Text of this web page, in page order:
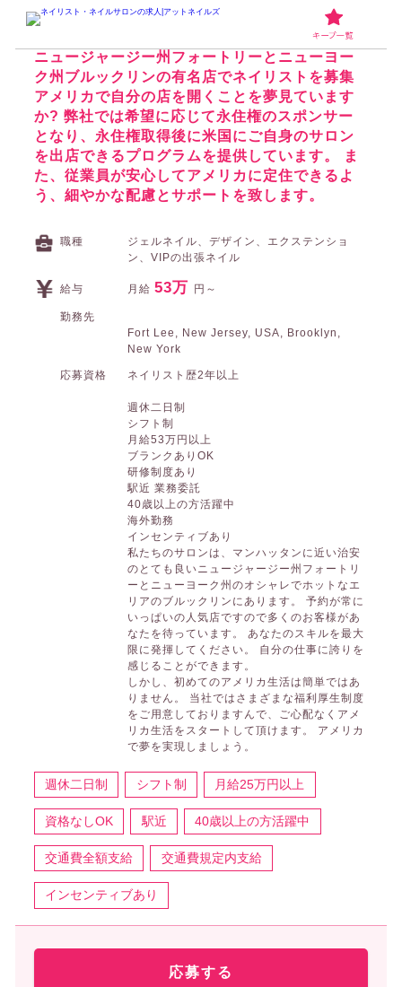
ネイリスト・ネイルサロンの求人アットネイルズ その他のネイリスト・
ニュージャージー州フォートリーとニューヨー
ク州ブルックリンの有名店でネイリストを募集
アメリカで自分の店を開くことを夢見ています
か? 弊社では希望に応じて永住権のスポンサー
となり、永住権取得後に米国にご自身のサロン
を出店できるプログラムを提供しています。 ま
た、従業員が安心してアメリカに定住できるよ
う、細やかな配慮とサポートを致します。
職種
ジェルネイル、デザイン、エクステンショ
ン、VIPの出張ネイル
給与 月給 53万 円～
勤務先
Fort Lee, New Jersey, USA, Brooklyn,
New York
応募資格 ネイリスト歴2年以上
週休二日制
シフト制
月給53万円以上
ブランクありOK
研修制度あり
駅近 業務委託
40歳以上の方活躍中
海外勤務
インセンティブあり
私たちのサロンは、マンハッタンに近い治安
のとても良いニュージャージー州フォートリ
ーとニューヨーク州のオシャレでホットなエ
リアのブルックリンにあります。 予約が常に
いっぱいの人気店ですので多くのお客様があ
なたを待っています。 あなたのスキルを最大
限に発揮してください。 自分の仕事に誇りを
感じることができます。
しかし、初めてのアメリカ生活は簡単ではあ
りません。 当社ではさまざまな福利厚生制度
をご用意しておりますんで、ご心配なくアメ
リカ生活をスタートして頂けます。 アメリカ
で夢を実現しましょう。
週休二日制 シフト制 月給25万円以上
資格なしOK 駅近 40歳以上の方活躍中
交通費全額支給 交通費規定内支給
インセンティブあり
応募する